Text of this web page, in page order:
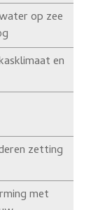
op zee
en
zetting
met